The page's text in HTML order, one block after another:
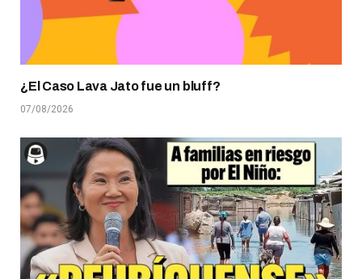
¿El Caso Lava Jato fue un bluff?
07/08/2026